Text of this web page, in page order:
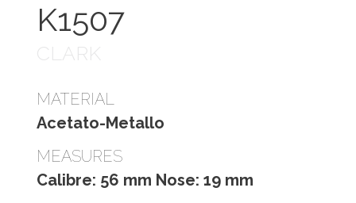
K1507
CLARK
MATERIAL
Acetato-Metallo
MEASURES
Calibre: 56 mm Nose: 19 mm